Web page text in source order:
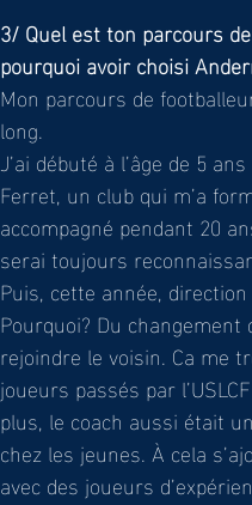
3/ Quel est ton parcours
pourquoi avoir choisi
Mon parcours de
long.
J’ai débuté à l’âge de 5
Ferret, un club qui m’a
accompagné pendant 20
serai toujours
Puis, cette année,
Pourquoi? Du
rejoindre le voisin. Ca me
joueurs passés par
plus, le coach aussi était
chez les jeunes. À cela
avec des joueurs